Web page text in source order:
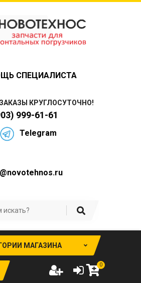
СПЕЦИАЛИСТА
КРУГЛОСУТОЧНО!
999-61-61
Telegram
МАГАЗИНА
0